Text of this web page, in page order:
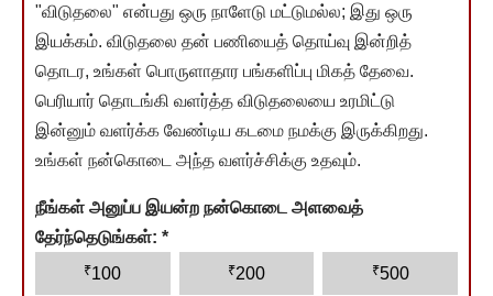
"விடுதலை" என்பது ஒரு நாளேடு மட்டுமல்ல; இது ஒரு
இயக்கம். விடுதலை தன் பணியைத் தொய்வு இன்றித்
தொடர, உங்கள் பொருளாதார பங்களிப்பு மிகத் தேவை.
பெரியார் தொடங்கி வளர்த்த விடுதலையை உரமிட்டு
இன்னும் வளர்க்க வேண்டிய கடமை நமக்கு இருக்கிறது.
உங்கள் நன்கொடை அந்த வளர்ச்சிக்கு உதவும்.
நீங்கள் அனுப்ப இயன்ற நன்கொடை அளவைத்
தேர்ந்தெடுங்கள்: *
₹100 ₹200 ₹500